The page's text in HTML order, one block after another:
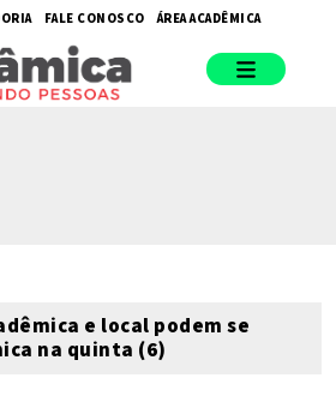
FALE CONOSCO ÁREA ACADÊMICA
e local podem se
na quinta (6)